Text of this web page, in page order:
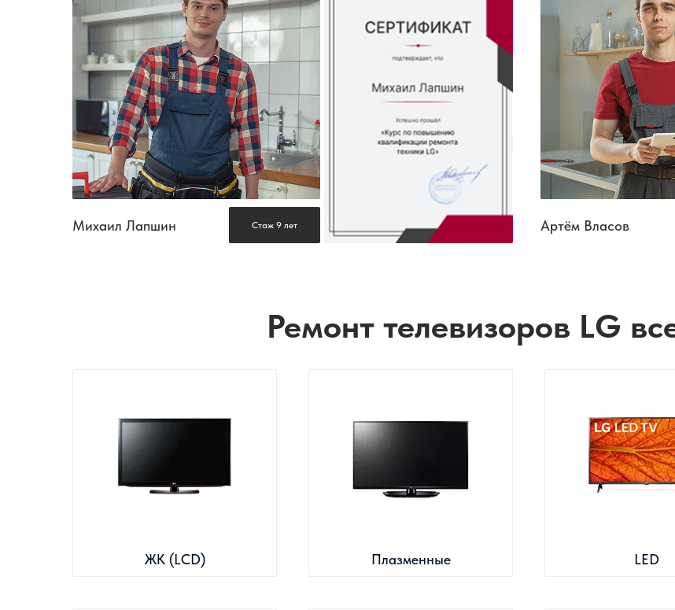
Михаил Лапшин Стаж 9 лет Артём Власов
Ремонт телевизоров LG
ЖК (LCD) Плазменные LED